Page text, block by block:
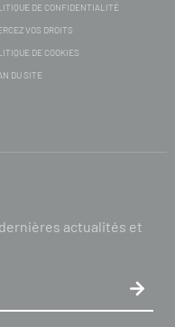
DE CONFIDENTIALITÉ
VOS DROITS
DE COOKIES
DU SITE
actualités et